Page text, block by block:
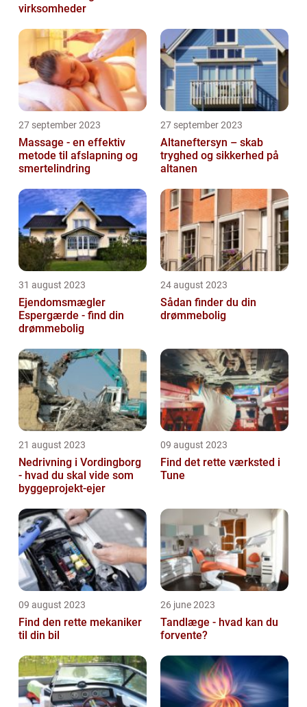
virksomheder
27 september 2023
Massage - en effektiv
metode til afslapning og
smertelindring
27 september 2023
Altaneftersyn – skab
tryghed og sikkerhed på
altanen
31 august 2023
Ejendomsmægler
Espergærde - find din
drømmebolig
24 august 2023
Sådan finder du din
drømmebolig
21 august 2023
Nedrivning i Vordingborg
- hvad du skal vide som
byggeprojekt-ejer
09 august 2023
Find det rette værksted i
Tune
09 august 2023
Find den rette mekaniker
til din bil
26 june 2023
Tandlæge - hvad kan du
forvente?